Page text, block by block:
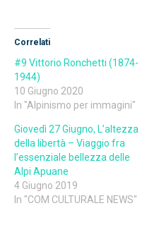
Correlati
#9 Vittorio Ronchetti (1874-
1944)
10 Giugno 2020
In "Alpinismo per immagini"
Giovedì 27 Giugno, L’altezza
della libertà – Viaggio fra
l’essenziale bellezza delle
Alpi Apuane
4 Giugno 2019
In "COM CULTURALE NEWS"